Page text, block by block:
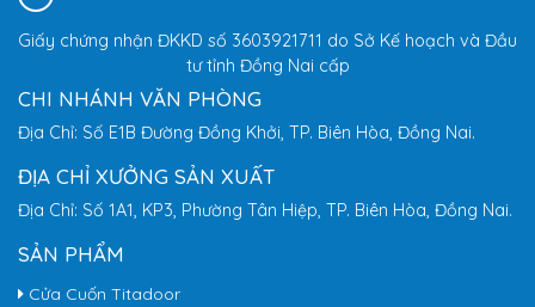
Giấy chứng nhận ĐKKD số 3603921711 do Sở Kế hoạch và Đầu
tư tỉnh Đồng Nai cấp
CHI NHÁNH VĂN PHÒNG
Địa Chỉ: Số E1B Đường Đồng Khởi, TP. Biên Hòa, Đồng Nai.
ĐỊA CHỈ XƯỞNG SẢN XUẤT
Địa Chỉ: Số 1A1, KP3, Phường Tân Hiệp, TP. Biên Hòa, Đồng Nai.
SẢN PHẨM
Cửa Cuốn Titadoor